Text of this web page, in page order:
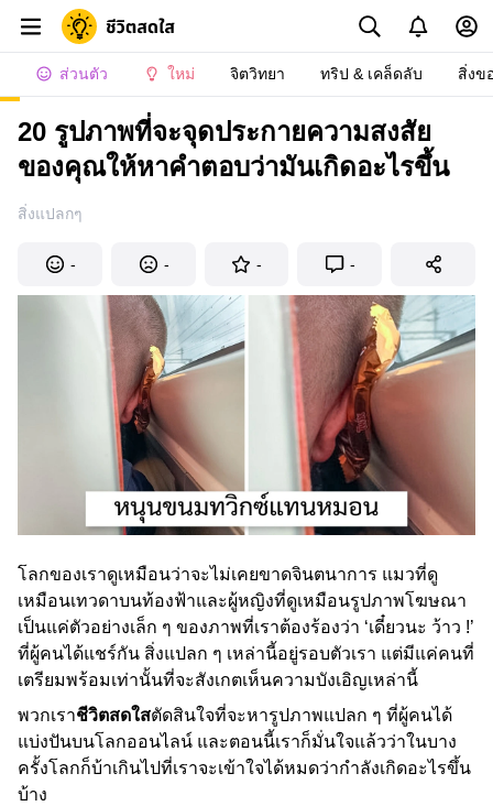
ส่วนตัว ใหม่ จิตวิทยา ทริป & เคล็ดลับ สิ่งข
20 รูปภาพที่จะจุดประกายความสงสัย
ของคุณให้หาคำตอบว่ามันเกิดอะไรขึ้น
สิ่งแปลกๆ
- - - -
โลกของเราดูเหมือนว่าจะไม่เคยขาดจินตนาการ แมวที่ดู
เหมือนเทวดาบนท้องฟ้าและผู้หญิงที่ดูเหมือนรูปภาพโฆษณา
เป็นแค่ตัวอย่างเล็ก ๆ ของภาพที่เราต้องร้องว่า ‘เดี๋ยวนะ ว้าว !’
ที่ผู้คนได้แชร์กัน สิ่งแปลก ๆ เหล่านี้อยู่รอบตัวเรา แต่มีแค่คนที่
เตรียมพร้อมเท่านั้นที่จะสังเกตเห็นความบังเอิญเหล่านี้
พวกเราชีวิตสดใสตัดสินใจที่จะหารูปภาพแปลก ๆ ที่ผู้คนได้
แบ่งปันบนโลกออนไลน์ และตอนนี้เราก็มั่นใจแล้วว่าในบาง
ครั้งโลกก็บ้าเกินไปที่เราจะเข้าใจได้หมดว่ากำลังเกิดอะไรขึ้น
บ้าง